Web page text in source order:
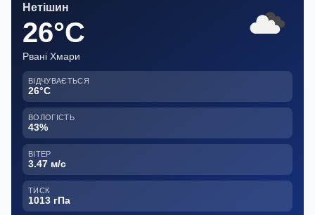
Нетішин
26°C
Рвані Хмари
ВІДЧУВАЄТЬСЯ
26°C
ВОЛОГІСТЬ
43%
ВІТЕР
3.47 м/с
ТИСК
1013 гПа